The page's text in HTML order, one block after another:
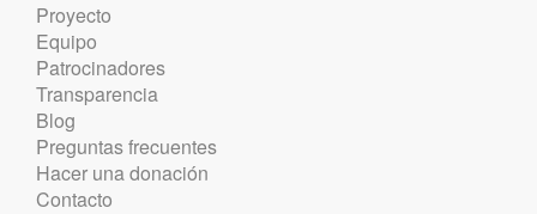
Proyecto
Equipo
Patrocinadores
Transparencia
Blog
Preguntas frecuentes
Hacer una donación
Contacto